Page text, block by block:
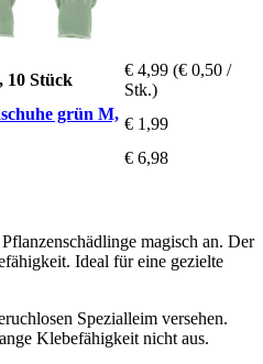
10 Stück
€ 4,99 (€ 0,50 /
Stk.)
grün M,
€ 1,99
€ 6,98
magisch an. Der
Ideal für eine gezielte
Spezialleim versehen.
Klebefähigkeit nicht aus.